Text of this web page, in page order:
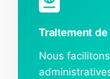
Traitement
Nous